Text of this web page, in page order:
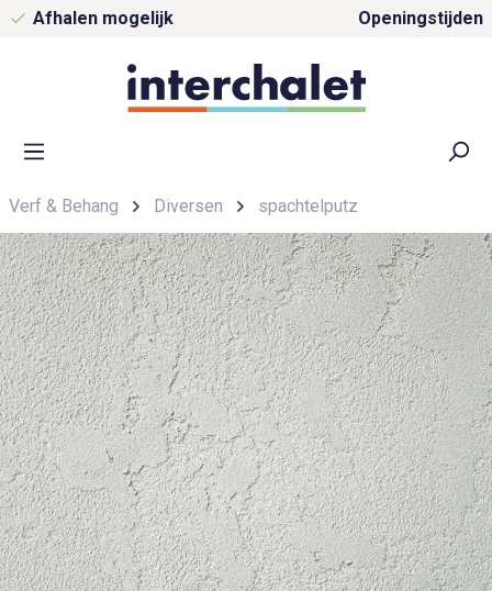
Afhalen mogelijk Openingstijden
Verf & Behang Diversen spachtelputz